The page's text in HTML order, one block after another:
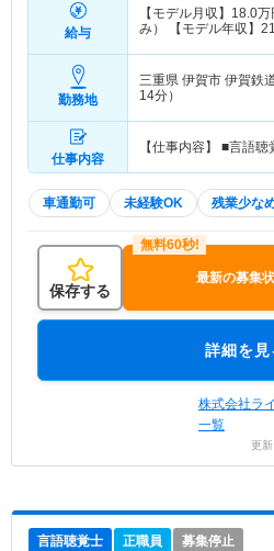
給与
【モデル月収】 18.0万
み） 【モデル年収】
勤務地
三重県 伊賀市 伊賀鉄
14分）
仕事内容
【仕事内容】 ■言語
車通勤可 未経験OK 残業少な
保存する
最新の募集
詳細を見
株式会社ラ
一覧
更
言語聴覚士 正職員 募集停止